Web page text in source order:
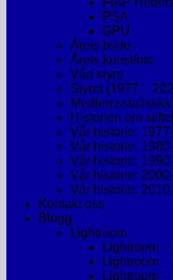
PSA
GPU
Årets bilde
Årets kunstfoto
Vårt styre
Styret (1977 –
Medlemsstatistikk
Historien om
Vår historie:
Vår historie:
Vår historie:
Vår historie:
Vår historie: 2010-
Kontakt oss
Blogg
Lightroom
Lightroom
Lightroom
Lightroom